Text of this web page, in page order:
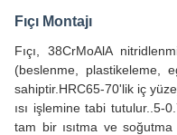
Fıçı Montajı
Fıçı, 38CrMoAlA
(beslenme, plastikeleme,
sahiptir.HRC65-70'lik iç
ısı işlemine tabi tutulur..5-
tam bir ısıtma ve